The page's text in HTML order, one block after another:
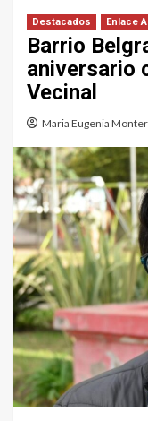
Destacados Enlace
Barrio
aniversario
Vecinal
Maria Eugenia